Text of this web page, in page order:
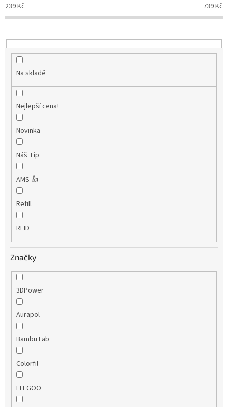
k
t
239Kč 739Kč
Na skladě
Nejlepší cena!
Novinka
Náš Tip
AMS 👍
Refill
RFID
Značky
3DPower
Aurapol
Bambu Lab
Colorfil
ELEGOO